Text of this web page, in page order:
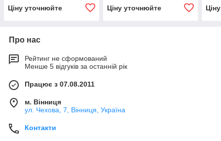
Ціну уточнюйте
Ціну уточнюйте
Про нас
Рейтинг не сформований
Менше 5 відгуків за останній рік
Працює з 07.08.2011
м. Вінниця
ул. Чехова, 7, Вінниця, Україна
Контакти